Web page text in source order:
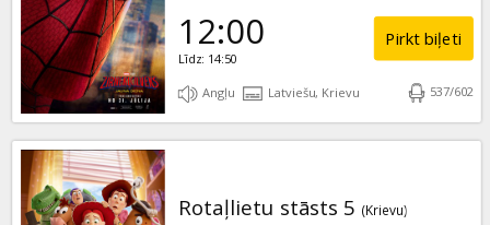
12:00
Līdz: 14:50
Pirkt biļeti
Angļu Latviešu, Krievu 537/602
Rotaļlietu stāsts 5 (Krievu)